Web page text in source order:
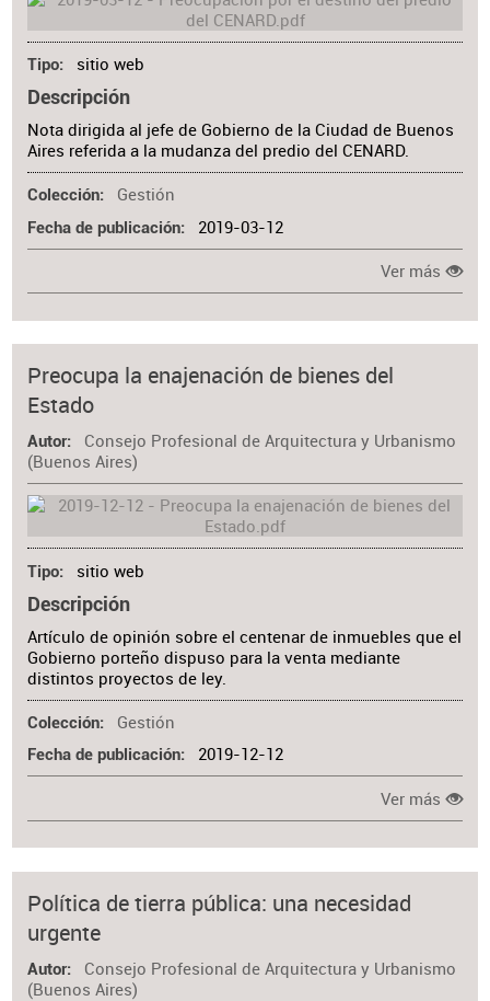
Tipo sitio web
Descripción
Nota dirigida al jefe de Gobierno de la Ciudad de Buenos
Aires referida a la mudanza del predio del CENARD.
Colección Gestión
Fecha de publicación 2019-03-12
Ver más
Preocupa la enajenación de bienes del
Estado
Autor
Consejo Profesional de Arquitectura y Urbanismo
(Buenos Aires)
Tipo sitio web
Descripción
Artículo de opinión sobre el centenar de inmuebles que el
Gobierno porteño dispuso para la venta mediante
distintos proyectos de ley.
Colección Gestión
Fecha de publicación 2019-12-12
Ver más
Política de tierra pública: una necesidad
urgente
Autor
Consejo Profesional de Arquitectura y Urbanismo
(Buenos Aires)